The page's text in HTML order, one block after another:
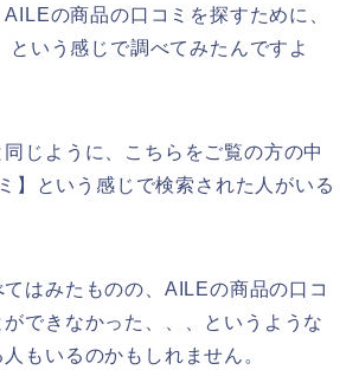
の商品の口コミを探すために、
いう感じで調べてみたんですよ
じように、こちらをご覧の方の中
】という感じで検索された人がいる
はみたものの、AILEの商品の口コ
ができなかった、、、というような
もいるのかもしれません。